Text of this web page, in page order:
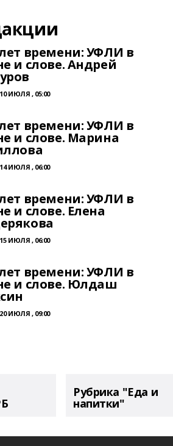
времени: УФЛИ в
и слове. Андрей
10 ИЮЛЯ , 05:00
времени: УФЛИ в
и слове. Марина
14 ИЮЛЯ , 06:00
времени: УФЛИ в
и слове. Елена
15 ИЮЛЯ , 06:00
времени: УФЛИ в
и слове. Юлдаш
20 ИЮЛЯ , 09:00
Рубрика "Еда и
напитки"